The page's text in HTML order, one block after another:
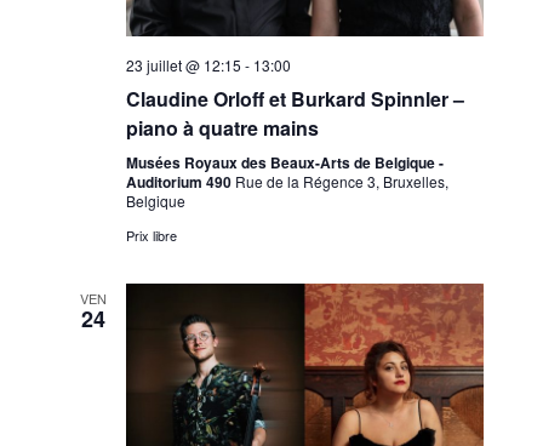
23 juillet @ 12:15 - 13:00
Claudine Orloff et Burkard Spinnler –
piano à quatre mains
Musées Royaux des Beaux-Arts de Belgique -
Auditorium 490 Rue de la Régence 3, Bruxelles,
Belgique
Prix libre
VEN
24